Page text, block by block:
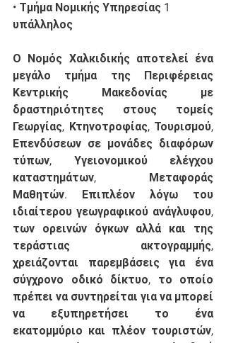
• Τμήμα Νομικής Υπηρεσίας 1
υπάλληλος
Ο Νομός Χαλκιδικής αποτελεί ένα
μεγάλο τμήμα της Περιφέρειας
Κεντρικής Μακεδονίας με
δραστηριότητες στους τομείς
Γεωργίας, Κτηνοτροφίας, Τουρισμού,
Επενδύσεων σε μονάδες διαφόρων
τύπων, Υγειονομικού ελέγχου
καταστημάτων, Μεταφοράς
Μαθητών. Επιπλέον λόγω του
ιδιαίτερου γεωγραφικού ανάγλυφου,
των ορεινών όγκων αλλά και της
τεράστιας ακτογραμμής,
χρειάζονται παρεμβάσεις για ένα
σύγχρονο οδικό δίκτυο, το οποίο
πρέπει να συντηρείται για να μπορεί
να εξυπηρετήσει το ένα
εκατομμύριο και πλέον τουριστών,